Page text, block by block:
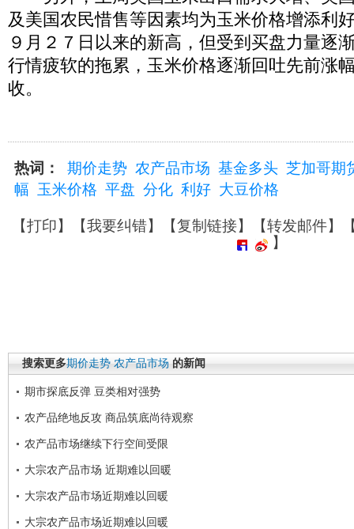
及美国农民惜售等因素均为玉米价格增添利
９月２７日以来的新高，但受到买盘力量逐
行情疲软的拖累，玉米价格逐渐回吐先前涨
收。
热词： 期价走势 农产品市场 基金多头 芝加哥期
幅 玉米价格 平盘 分化 利好 大豆价格
【打印】【我要纠错】【复制链接】【转发邮件】
】
搜索更多期价走势 农产品市场 的新闻
期市探底反弹 豆类相对强势
农产品绝地反攻 商品筑底尚待观察
农产品市场继续下行空间受限
大宗农产品市场 近期难以回暖
大宗农产品市场近期难以回暖
大宗农产品市场近期难以回暖